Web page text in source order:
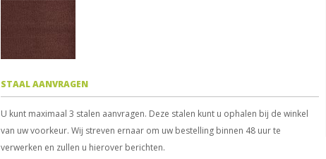
STAAL AANVRAGEN
U kunt maximaal 3 stalen aanvragen. Deze stalen kunt u ophalen bij de winkel
van uw voorkeur. Wij streven ernaar om uw bestelling binnen 48 uur te
verwerken en zullen u hierover berichten.